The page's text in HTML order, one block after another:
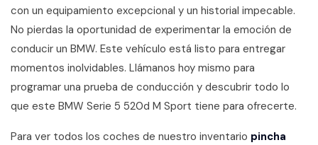
con un equipamiento excepcional y un historial impecable.
No pierdas la oportunidad de experimentar la emoción de
conducir un BMW. Este vehículo está listo para entregar
momentos inolvidables. Llámanos hoy mismo para
programar una prueba de conducción y descubrir todo lo
que este BMW Serie 5 520d M Sport tiene para ofrecerte.
Para ver todos los coches de nuestro inventario pincha